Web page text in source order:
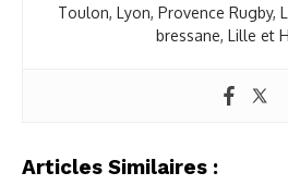
Toulon, Lyon, Provence Rugby,
bressane, Lille et
Articles Similaires :